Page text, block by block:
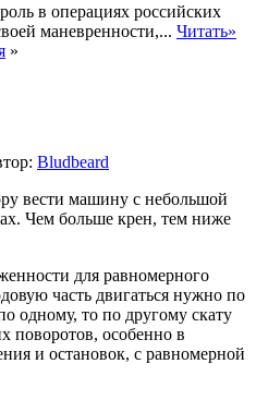
в операциях российских
маневренности,... Читать»
»
Bludbeard
вести машину с небольшой
Чем больше крен, тем ниже
для равномерного
часть двигаться нужно по
одному, то по другому скату
поворотов, особенно в
и остановок, с равномерной